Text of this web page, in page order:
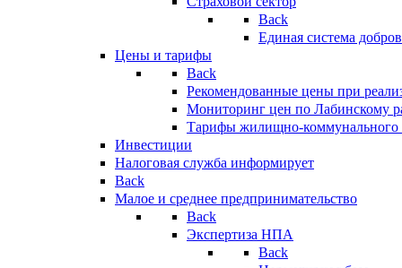
Back
Единая система
Цены и тарифы
Back
Рекомендованные цены при
Мониторинг цен по Лабинскому
Тарифы жилищно-коммунального
Инвестиции
Налоговая служба информирует
Back
Малое и среднее предпринимательство
Back
Экспертиза НПА
Back